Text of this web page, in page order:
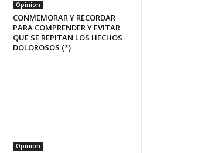
Opinion
CONMEMORAR Y RECORDAR
PARA COMPRENDER Y EVITAR
QUE SE REPITAN LOS HECHOS
DOLOROSOS (*)
Opinion